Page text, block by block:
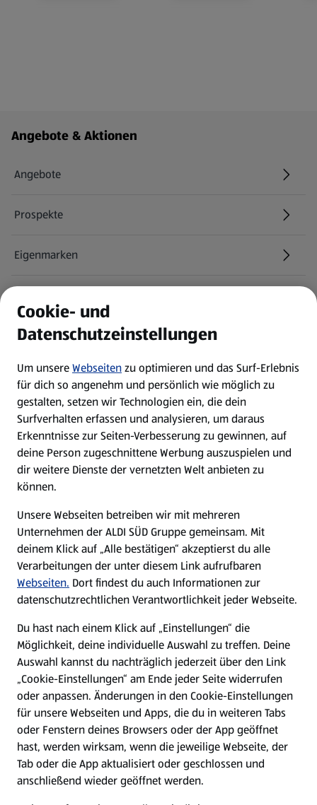
Fußzeilenmenü - weitere Links
Angebote & Aktionen
Angebote
Prospekte
Eigenmarken
Newsletter
WhatsApp
Über ALDI SÜD
Filialen
Nachhaltigkeit
Karriere
Presse
Hilfe & Kontakt
(öffnet in einem neuen Tab)
Unternehmen
Folge uns hier:
Cookie- und
Datenschutzeinstellungen
Um unsereWebseitenzu optimieren und das Surf-Erlebnis
für dich so angenehm und persönlich wie möglich zu
gestalten, setzen wir Technologien ein, die dein
Surfverhalten erfassen und analysieren, um daraus
Erkenntnisse zur Seiten-Verbesserung zu gewinnen, auf
deine Person zugeschnittene Werbung auszuspielen und
dir weitere Dienste der vernetzten Welt anbieten zu
können.
Unsere Webseiten betreiben wir mit mehreren
Unternehmen der ALDI SÜD Gruppe gemeinsam. Mit
deinem Klick auf „Alle bestätigen“ akzeptierst du alle
Verarbeitungen der unter diesem Link aufrufbaren
Webseiten. Dort findest du auch Informationen zur
datenschutzrechtlichen Verantwortlichkeit jeder Webseite.
Du hast nach einem Klick auf „Einstellungen“ die
Möglichkeit, deine individuelle Auswahl zu treffen. Deine
Auswahl kannst du nachträglich jederzeit über den Link
„Cookie-Einstellungen“ am Ende jeder Seite widerrufen
oder anpassen. Änderungen in den Cookie-Einstellungen
für unsere Webseiten und Apps, die du in weiteren Tabs
oder Fenstern deines Browsers oder der App geöffnet
hast, werden wirksam, wenn die jeweilige Webseite, der
Tab oder die App aktualisiert oder geschlossen und
anschließend wieder geöffnet werden.